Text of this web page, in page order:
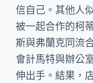
信自己。其他人
被一起合作的柯
斯與弗蘭克同流
會計馬特與辦公
伸出手。結果，